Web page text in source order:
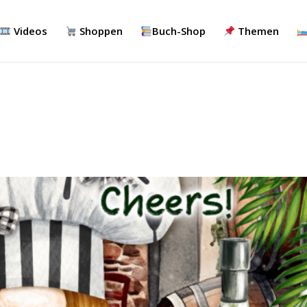
Videos Shoppen Buch-Shop Themen